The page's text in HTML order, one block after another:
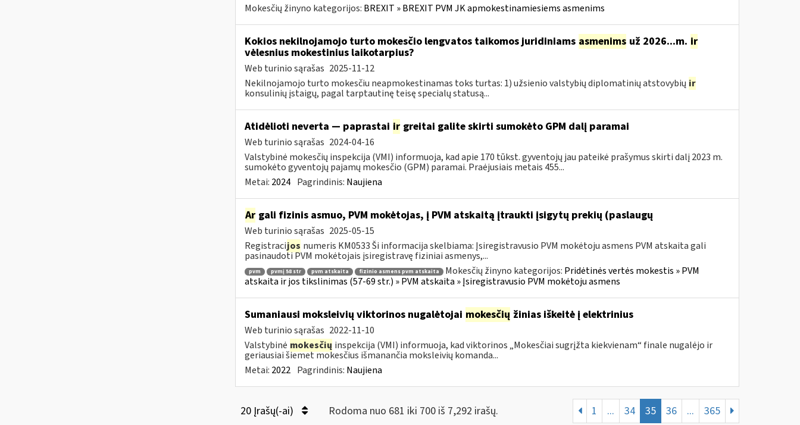
Mokesčių žinyno kategorijos: BREXIT » BREXIT PVM JK apmokestinamiesiems asmenims
Kokios nekilnojamojo turto mokesčio lengvatos taikomos juridiniams asmenims už 2026...m. ir
vėlesnius mokestinius laikotarpius?
Web turinio sąrašas 2025-11-12
Nekilnojamojo turto mokesčiu neapmokestinamas toks turtas: 1) užsienio valstybių diplomatinių atstovybių ir
konsulinių įstaigų, pagal tarptautinę teisę specialų statusą...
Atidėlioti neverta — paprastai irgreitai galite skirti sumokėto GPM dalį paramai
Web turinio sąrašas 2024-04-16
Valstybinė mokesčių inspekcija (VMI) informuoja, kad apie 170 tūkst. gyventojų jau pateikė prašymus skirti dalį 2023 m.
sumokėto gyventojų pajamų mokesčio (GPM) paramai. Praėjusiais metais 455...
Metai: 2024 Pagrindinis: Naujiena
Argali fizinis asmuo, PVM mokėtojas, į PVM atskaitą įtraukti įsigytų prekių (paslaugų
Web turinio sąrašas 2025-05-15
Registracijos numeris KM0533 Ši informacija skelbiama: Įsiregistravusio PVM mokėtoju asmens PVM atskaita gali
pasinaudoti PVM mokėtojais įsiregistravę fiziniai asmenys,...
pvm pvmį 58 str pvm atskaita fizinio asmens pvm atskaita Mokesčių žinyno kategorijos: Pridėtinės vertės mokestis » PVM
atskaita ir jos tikslinimas (57-69 str.) » PVM atskaita » Įsiregistravusio PVM mokėtoju asmens
Sumaniausi moksleivių viktorinos nugalėtojai mokesčių žinias iškeitė į elektrinius
Web turinio sąrašas 2022-11-10
Valstybinė mokesčių inspekcija (VMI) informuoja, kad viktorinos „Mokesčiai sugrįžta kiekvienam“ finale nugalėjo ir
geriausiai šiemet mokesčius išmanančia moksleivių komanda...
Metai: 2022 Pagrindinis: Naujiena
20 Įrašų(-ai) Rodoma nuo 681 iki 700 iš 7,292 irašų. 1 ... 34 35 36 ... 365